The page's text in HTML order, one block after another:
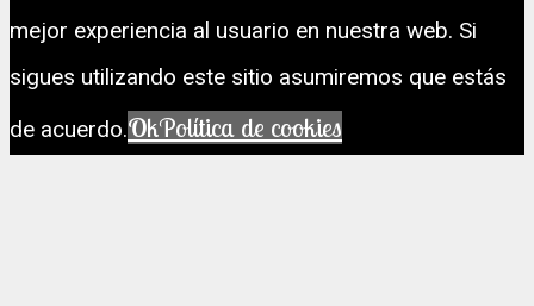
mejor experiencia al usuario en nuestra web. Si
sigues utilizando este sitio asumiremos que estás
de acuerdo.OkPolítica de cookies